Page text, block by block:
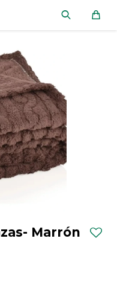
Marrón